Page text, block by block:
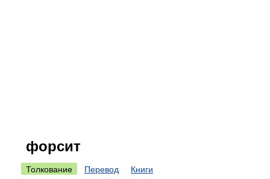
форсит
Толкование Перевод Книги